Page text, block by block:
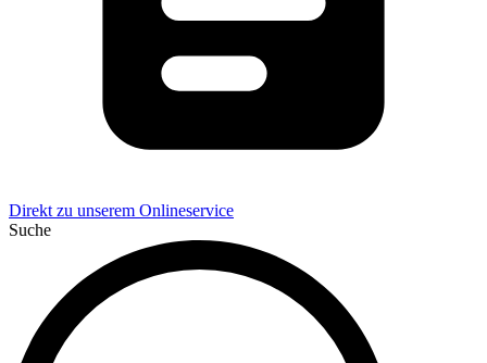
Direkt zu unserem Onlineservice
Suche